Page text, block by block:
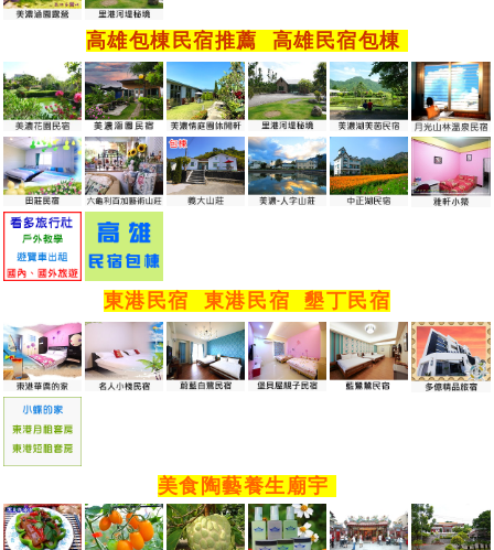
高雄包棟民宿推薦 高雄民宿包棟
東港民宿 東港民宿 墾丁民宿
美食陶藝養生廟宇